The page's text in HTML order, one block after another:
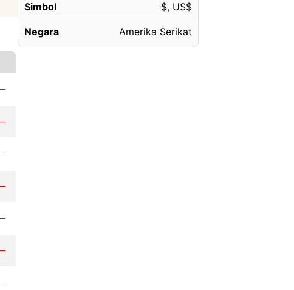
Simbol $, US$
Negara Amerika Serikat